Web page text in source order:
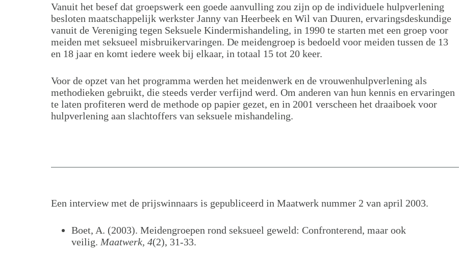
Vanuit het besef dat groepswerk een goede aanvulling zou zijn op de individuele hulpverlening
besloten maatschappelijk werkster Janny van Heerbeek en Wil van Duuren, ervaringsdeskundige
vanuit de Vereniging tegen Seksuele Kindermishandeling, in 1990 te starten met een groep voor
meiden met seksueel misbruikervaringen. De meidengroep is bedoeld voor meiden tussen de 13
en 18 jaar en komt iedere week bij elkaar, in totaal 15 tot 20 keer.
Voor de opzet van het programma werden het meidenwerk en de vrouwenhulpverlening als
methodieken gebruikt, die steeds verder verfijnd werd. Om anderen van hun kennis en ervaringen
te laten profiteren werd de methode op papier gezet, en in 2001 verscheen het draaiboek voor
hulpverlening aan slachtoffers van seksuele mishandeling.
Een interview met de prijswinnaars is gepubliceerd in Maatwerk nummer 2 van april 2003.
Boet, A. (2003). Meidengroepen rond seksueel geweld: Confronterend, maar ook
veilig. Maatwerk, 4(2), 31-33.